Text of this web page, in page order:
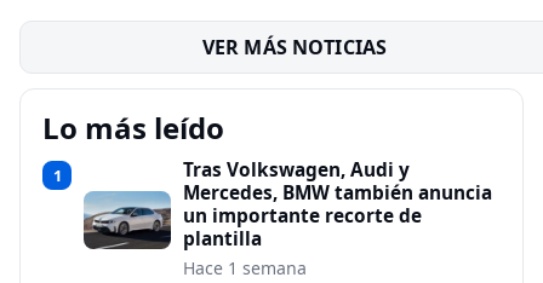
VER MÁS NOTICIAS
Lo más leído
1
Tras Volkswagen, Audi y
Mercedes, BMW también anuncia
un importante recorte de
plantilla
Hace 1 semana